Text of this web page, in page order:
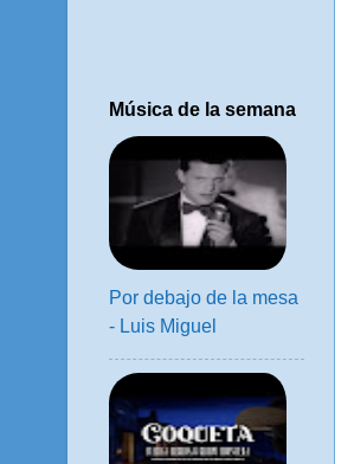
Música de la semana
Por debajo de la mesa
- Luis Miguel